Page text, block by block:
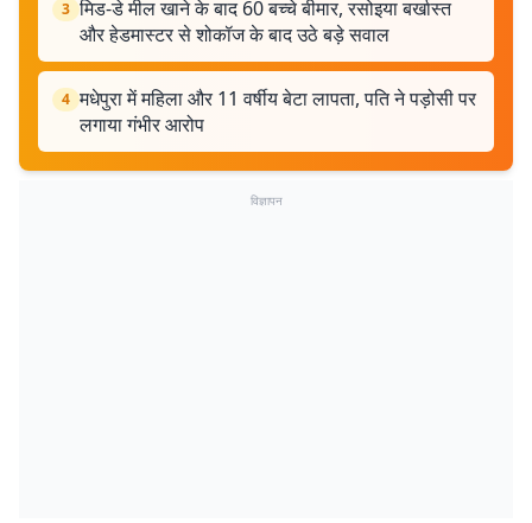
3 मिड-डे मील खाने के बाद 60 बच्चे बीमार, रसोइया बर्खास्त
और हेडमास्टर से शोकॉज के बाद उठे बड़े सवाल
4 मधेपुरा में महिला और 11 वर्षीय बेटा लापता, पति ने पड़ोसी पर
लगाया गंभीर आरोप
विज्ञापन